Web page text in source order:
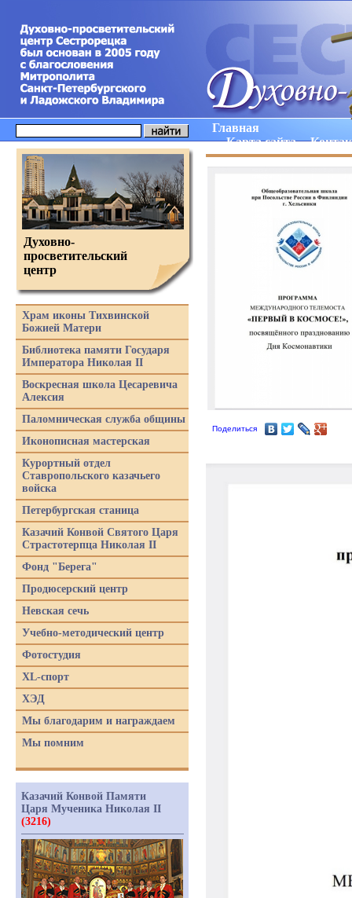
Главная
Карта сайта
Поделиться
Духовно-
просветительский
центр
Храм иконы Тихвинской
Божией Матери
Библиотека памяти Государя
Императора Николая II
Воскресная школа Цесаревича
Алексия
Паломническая служба общины
Иконописная мастерская
Курортный отдел
Ставропольского казачьего
войска
Петербургская станица
Казачий Конвой Святого Царя
Страстотерпца Николая II
Фонд "Берега"
Продюсерский центр
Невская сечь
Учебно-методический центр
Фотостудия
XL-спорт
ХЭД
Мы благодарим и награждаем
Мы помним
Казачий Конвой Памяти
Царя Мученика Николая II
(3216)